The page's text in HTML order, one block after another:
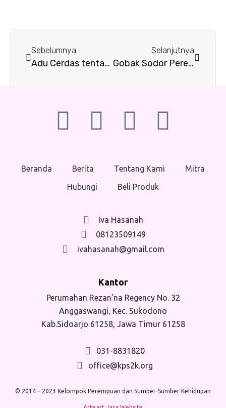
Sebelumnya
Adu Cerdas tentang Perempuan
Selanjutnya
Gobak Sodor Perempuan
Beranda Berita Tentang Kami
Mitra
Hubungi
Beli Produk
Iva Hasanah
08123509149
ivahasanah@gmail.com
Kantor
Perumahan Rezan’na Regency No. 32
Anggaswangi, Kec. Sukodono
Kab.Sidoarjo 61258, Jawa Timur 61258
031-8831820
office@kps2k.org
© 2014 – 2023 Kelompok Perempuan dan Sumber-Sumber Kehidupan